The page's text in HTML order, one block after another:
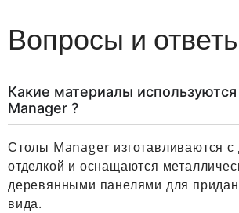
Вопросы и
Какие материалы используются
Manager ?
Столы Manager изготавливаются с
отделкой и оснащаются
деревянными панелями для
вида.